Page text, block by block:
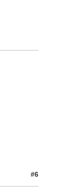
#6